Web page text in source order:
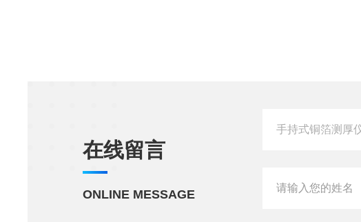
在线留言
ONLINE MESSAGE